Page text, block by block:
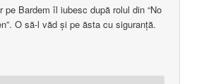
pe Bardem îl iubesc după rolul din “No
O să-l văd și pe ăsta cu siguranță.